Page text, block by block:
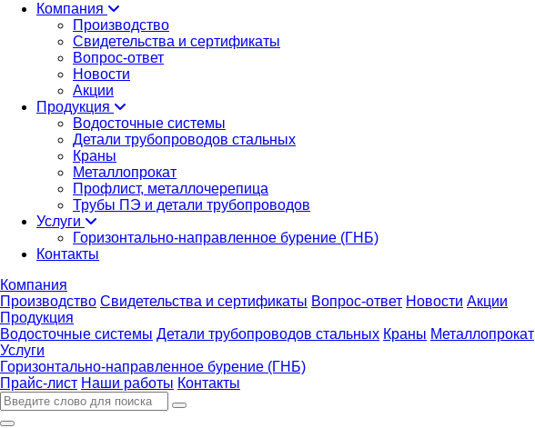
Компания
Производство
Свидетельства и сертификаты
Вопрос-ответ
Новости
Акции
Продукция
Водосточные системы
Детали трубопроводов стальных
Краны
Металлопрокат
Профлист, металлочерепица
Трубы ПЭ и детали трубопроводов
Услуги
Горизонтально-направленное бурение (ГНБ)
Контакты
Компания
Производство Свидетельства и сертификаты Вопрос-ответ Новости Акции
Продукция
Водосточные системы Детали трубопроводов стальных Краны Металлопрокат
Услуги
Горизонтально-направленное бурение (ГНБ)
Прайс-лист Наши работы Контакты